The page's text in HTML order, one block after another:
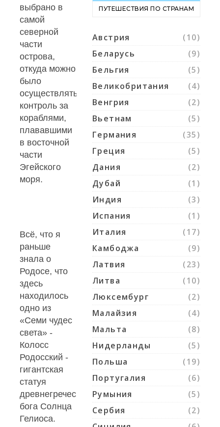
выбрано в
самой
северной
части
острова,
откуда можно
было
осуществлять
контроль за
кораблями,
плававшими
в восточной
части
Эгейского
моря.
Всё, что я
раньше
знала о
Родосе, что
здесь
находилось
одно из
«Семи чудес
света» -
Колосс
Родосский -
гигантская
статуя
древнегреческого
бога Солнца
Гелиоса.
ПУТЕШЕСТВИЯ ПО СТРАНАМ
Австрия
(10)
Беларусь
(9)
Бельгия
(5)
Великобритания
(4)
Венгрия
(2)
Вьетнам
(5)
Германия
(35)
Греция
(5)
Дания
(2)
Дубай
(1)
Индия
(3)
Испания
(1)
Италия
(17)
Камбоджа
(9)
Латвия
(23)
Литва
(10)
Люксембург
(2)
Малайзия
(4)
Мальта
(8)
Нидерланды
(5)
Польша
(19)
Португалия
(6)
Румыния
(5)
Сербия
(2)